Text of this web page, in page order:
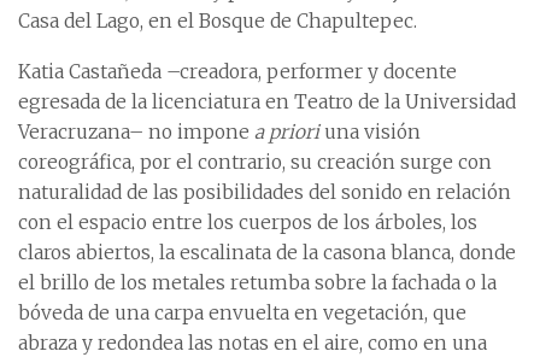
Casa del Lago, en el Bosque de Chapultepec.
Katia Castañeda –creadora, performer y docente
egresada de la licenciatura en Teatro de la Universidad
Veracruzana– no impone a prioriuna visión
coreográfica, por el contrario, su creación surge con
naturalidad de las posibilidades del sonido en relación
con el espacio entre los cuerpos de los árboles, los
claros abiertos, la escalinata de la casona blanca, donde
el brillo de los metales retumba sobre la fachada o la
bóveda de una carpa envuelta en vegetación, que
abraza y redondea las notas en el aire, como en una